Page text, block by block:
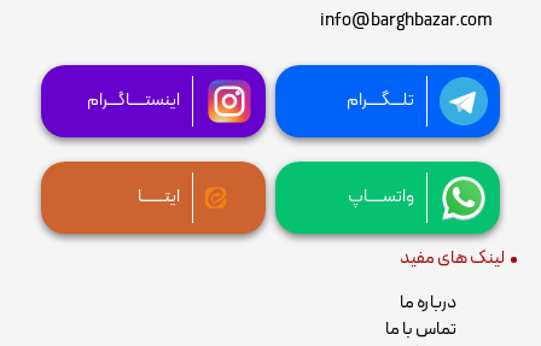
info@barghbazar.com
تلـــگــــرام اینستــــاگـــرام
واتســــاپ ایتــــــا
لینک های مفید
درباره ما
تماس با ما